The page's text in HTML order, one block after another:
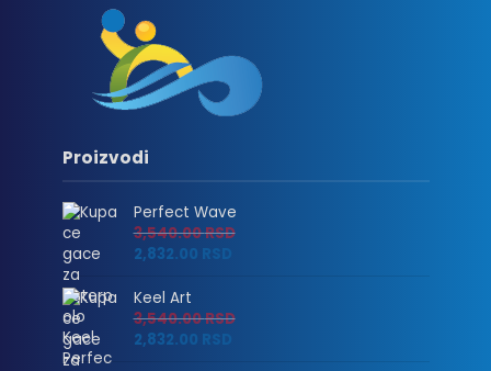
Proizvodi
Perfect Wave
3,540.00RSD
2,832.00 RSD
Keel Art
3,540.00RSD
2,832.00 RSD